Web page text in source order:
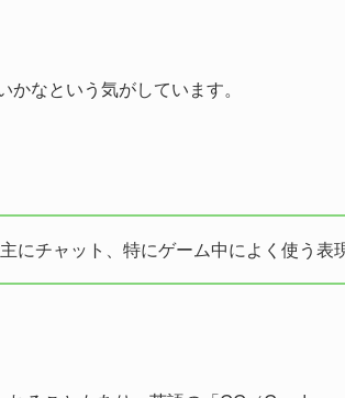
なという気がしています。
にチャット、特にゲーム中によく使う表